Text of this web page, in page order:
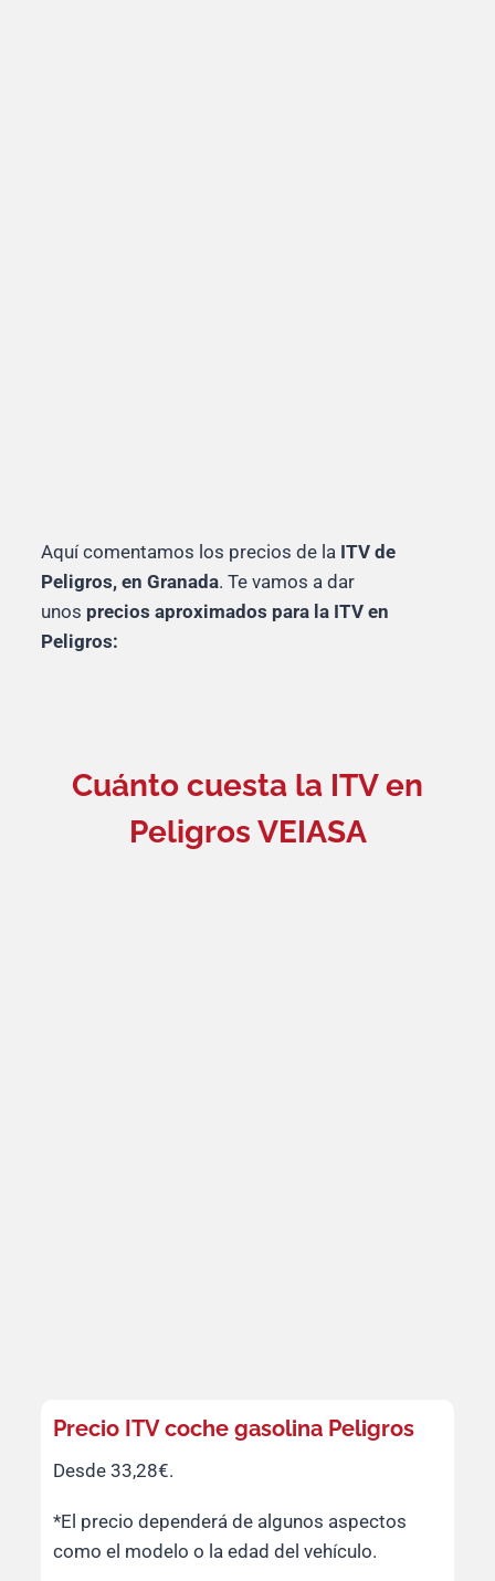
Aquí comentamos los precios de la ITV de
Peligros, en Granada. Te vamos a dar
unos precios aproximados para la ITV en
Peligros:
Cuánto cuesta la ITV en
Peligros VEIASA
Precio ITV coche gasolina Peligros
Desde 33,28€.
*El precio dependerá de algunos aspectos
como el modelo o la edad del vehículo.